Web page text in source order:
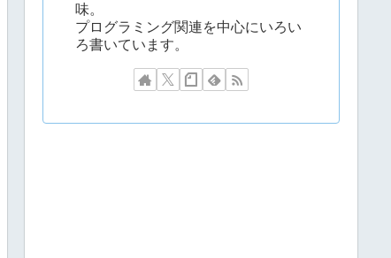
味。
プログラミング関連を中心にいろい
ろ書いています。